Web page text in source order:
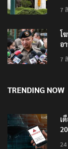
7
โ
อ
7
TRENDING NOW
เ